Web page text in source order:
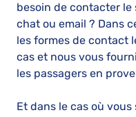
besoin de contacter
chat ou email ? Dans
les formes de contact
cas et nous vous
les passagers en
Et dans le cas où